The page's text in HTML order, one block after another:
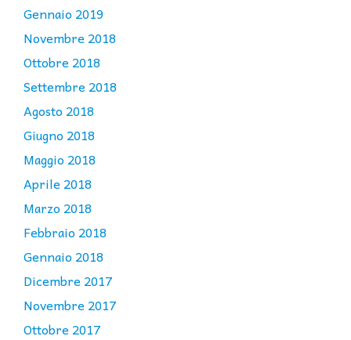
Gennaio 2019
Novembre 2018
Ottobre 2018
Settembre 2018
Agosto 2018
Giugno 2018
Maggio 2018
Aprile 2018
Marzo 2018
Febbraio 2018
Gennaio 2018
Dicembre 2017
Novembre 2017
Ottobre 2017